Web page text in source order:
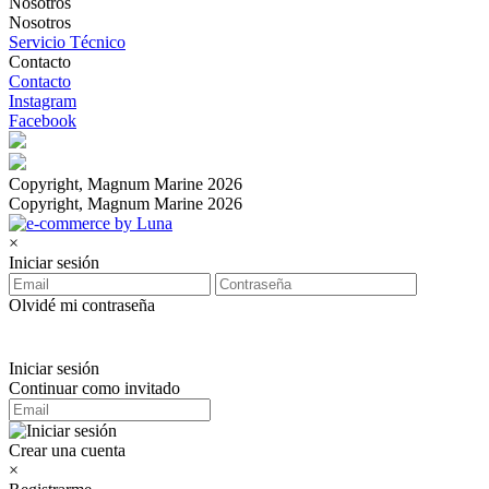
Nosotros
Servicio Técnico
Contacto
Contacto
Instagram
Facebook
Copyright, Magnum Marine 2026
Copyright, Magnum Marine 2026
×
Iniciar sesión
Olvidé mi contraseña
Iniciar sesión
Continuar como invitado
Crear una cuenta
×